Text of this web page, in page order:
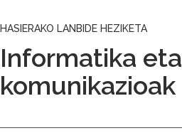
HASIERAKO LANBIDE HEZIKETA
Informatika eta
komunikazioak